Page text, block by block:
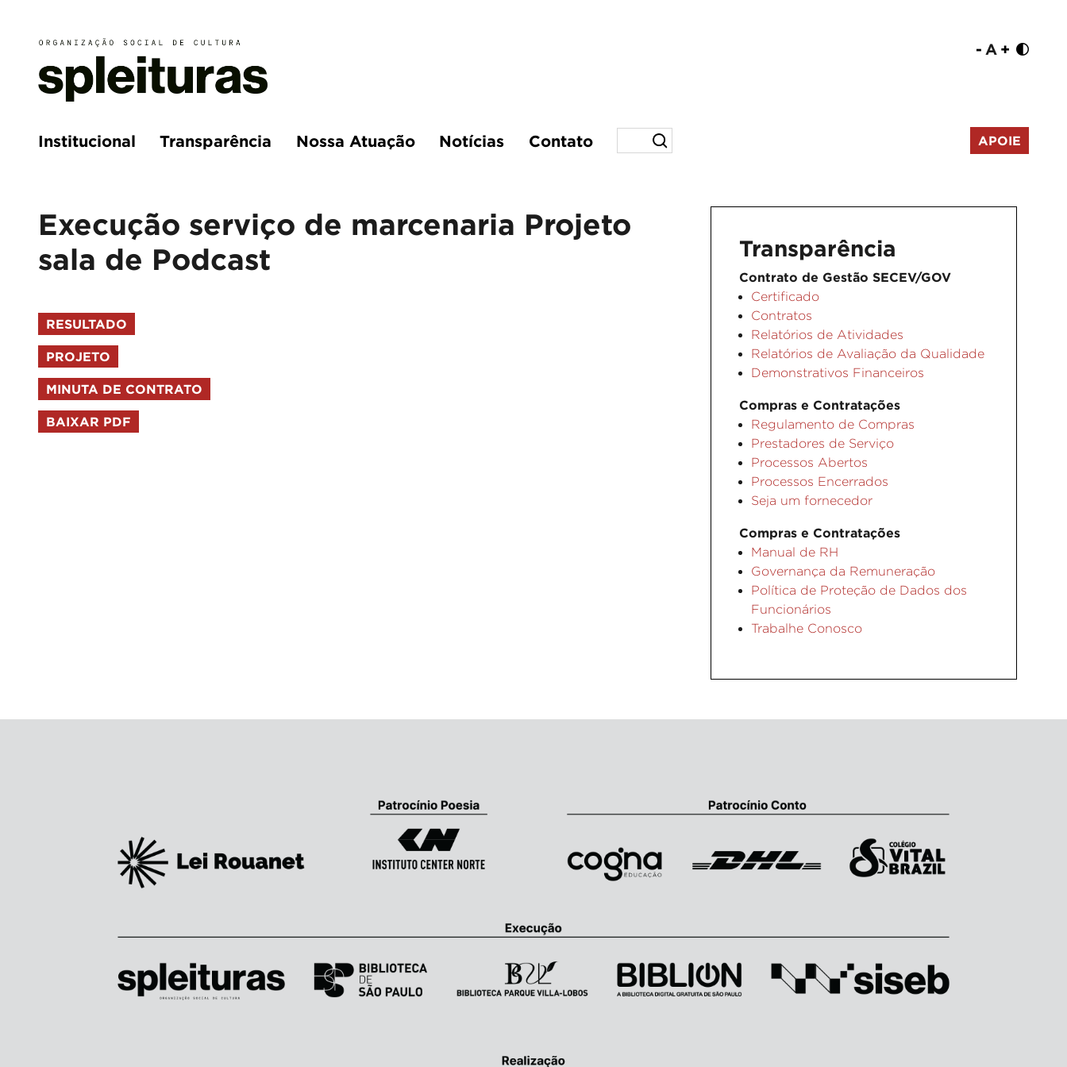
- A +
Institucional Transparência Nossa Atuação Notícias Contato APOIE
Execução serviço de marcenaria Projeto
sala de Podcast
RESULTADO
PROJETO
MINUTA DE CONTRATO
BAIXAR PDF
Transparência
Contrato de Gestão SECEV/GOV
Certificado
Contratos
Relatórios de Atividades
Relatórios de Avaliação da Qualidade
Demonstrativos Financeiros
Compras e Contratações
Regulamento de Compras
Prestadores de Serviço
Processos Abertos
Processos Encerrados
Seja um fornecedor
Compras e Contratações
Manual de RH
Governança da Remuneração
Política de Proteção de Dados dos
Funcionários
Trabalhe Conosco